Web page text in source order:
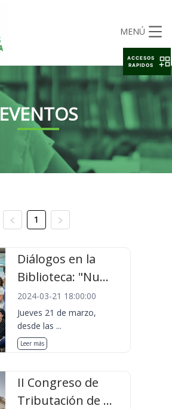
MENÚ
EVENTOS
1
Diálogos en la
Biblioteca: "Nu...
2024-03-21 18:00:00
Jueves 21 de marzo,
desde las ...
Leer más
II Congreso de
Tributación de ...
ACCESOS
RAPIDOS